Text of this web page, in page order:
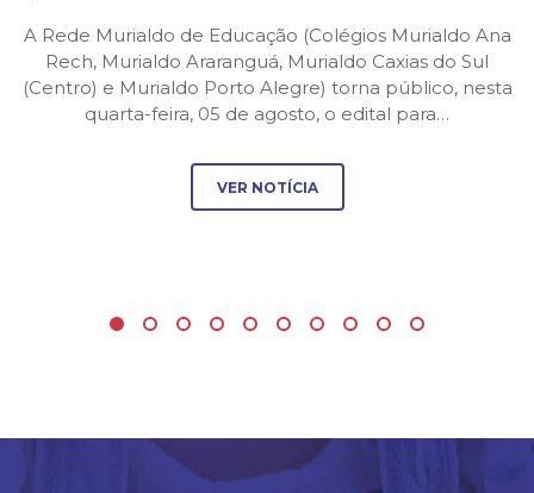
A Rede Murialdo de Educação (Colégios Murialdo Ana
Rech, Murialdo Araranguá, Murialdo Caxias do Sul
(Centro) e Murialdo Porto Alegre) torna público, nesta
quarta-feira, 05 de agosto, o edital para…
VER NOTÍCIA